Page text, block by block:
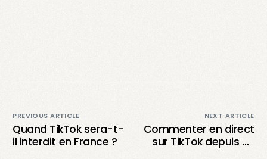
PREVIOUS ARTICLE
Quand TikTok sera-t-
il interdit en France ?
NEXT ARTICLE
Commenter en direct
sur TikTok depuis un